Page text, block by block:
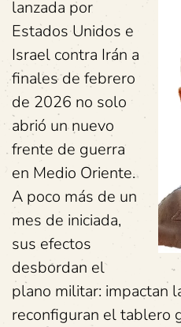
lanzada por
Estados Unidos e
Israel contra Irán a
finales de febrero
de 2026 no solo
abrió un nuevo
frente de guerra
en Medio Oriente.
A poco más de un
mes de iniciada,
sus efectos
desbordan el
plano militar: impactan
reconfiguran el tablero